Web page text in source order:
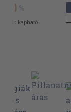
50
pont kapható